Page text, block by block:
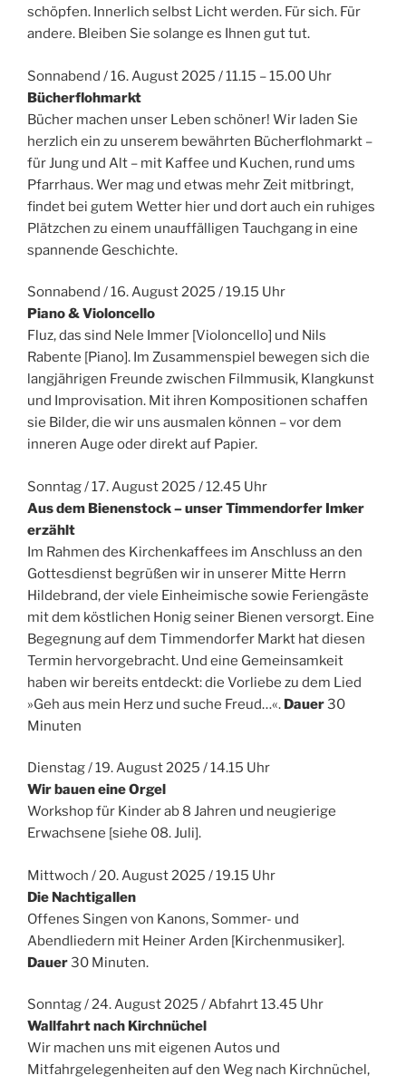
schöpfen. Innerlich selbst Licht werden. Für sich. Für
andere. Bleiben Sie solange es Ihnen gut tut.
Sonnabend / 16. August 2025 / 11.15 – 15.00 Uhr
Bücherflohmarkt
Bücher machen unser Leben schöner! Wir laden Sie
herzlich ein zu unserem bewährten Bücherflohmarkt –
für Jung und Alt – mit Kaffee und Kuchen, rund ums
Pfarrhaus. Wer mag und etwas mehr Zeit mitbringt,
findet bei gutem Wetter hier und dort auch ein ruhiges
Plätzchen zu einem unauffälligen Tauchgang in eine
spannende Geschichte.
Sonnabend / 16. August 2025 / 19.15 Uhr
Piano & Violoncello
Fluz, das sind Nele Immer [Violoncello] und Nils
Rabente [Piano]. Im Zusammenspiel bewegen sich die
langjährigen Freunde zwischen Filmmusik, Klangkunst
und Improvisation. Mit ihren Kompositionen schaffen
sie Bilder, die wir uns ausmalen können – vor dem
inneren Auge oder direkt auf Papier.
Sonntag / 17. August 2025 / 12.45 Uhr
Aus dem Bienenstock – unser Timmendorfer Imker
erzählt
Im Rahmen des Kirchenkaffees im Anschluss an den
Gottesdienst begrüßen wir in unserer Mitte Herrn
Hildebrand, der viele Einheimische sowie Feriengäste
mit dem köstlichen Honig seiner Bienen versorgt. Eine
Begegnung auf dem Timmendorfer Markt hat diesen
Termin hervorgebracht. Und eine Gemeinsamkeit
haben wir bereits entdeckt: die Vorliebe zu dem Lied
»Geh aus mein Herz und suche Freud…«. Dauer30
Minuten
Dienstag / 19. August 2025 / 14.15 Uhr
Wir bauen eine Orgel
Workshop für Kinder ab 8 Jahren und neugierige
Erwachsene [siehe 08. Juli].
Mittwoch / 20. August 2025 / 19.15 Uhr
Die Nachtigallen
Offenes Singen von Kanons, Sommer- und
Abendliedern mit Heiner Arden [Kirchenmusiker].
Dauer30 Minuten.
Sonntag / 24. August 2025 / Abfahrt 13.45 Uhr
Wallfahrt nach Kirchnüchel
Wir machen uns mit eigenen Autos und
Mitfahrgelegenheiten auf den Weg nach Kirchnüchel,